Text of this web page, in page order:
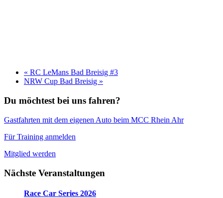
« RC LeMans Bad Breisig #3
NRW Cup Bad Breisig »
Du möchtest bei uns fahren?
Gastfahrten mit dem eigenen Auto beim MCC Rhein Ahr
Für Training anmelden
Mitglied werden
Nächste Veranstaltungen
Race Car Series 2026